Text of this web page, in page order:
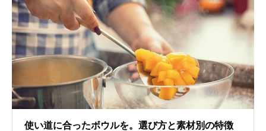
使い道に合ったボウルを。選び方と素材別の特徴